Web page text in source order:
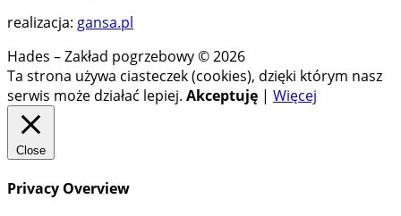
realizacja: gansa.pl
Hades – Zakład pogrzebowy © 2026
Ta strona używa ciasteczek (cookies), dzięki którym nasz
serwis może działać lepiej. Akceptuję | Więcej
Close
Privacy Overview